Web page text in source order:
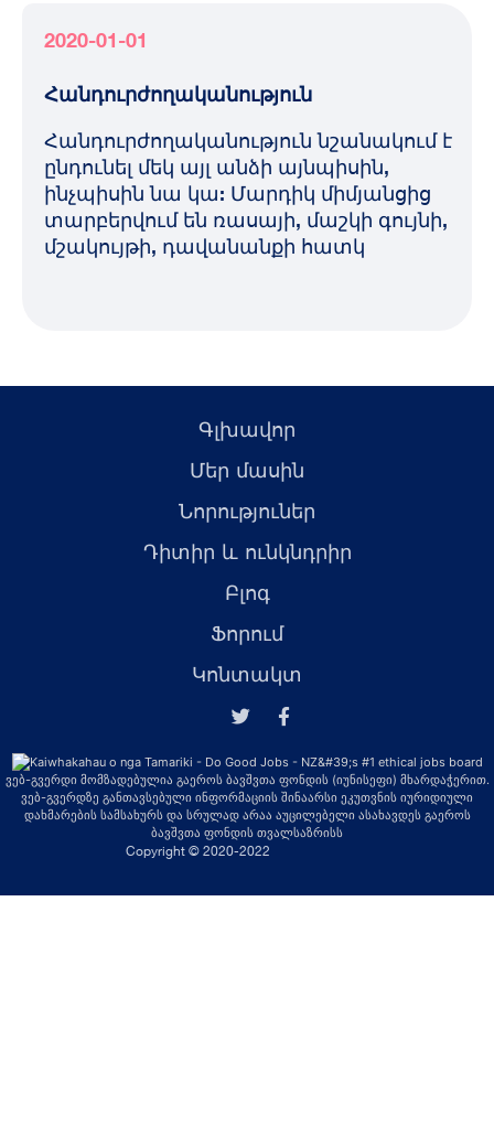
2020-01-01
Հանդուրժողականություն
Հանդուրժողականություն նշանակում է
ընդունել մեկ այլ անձի այնպիսին,
ինչպիսին նա կա: Մարդիկ միմյանցից
տարբերվում են ռասայի, մաշկի գույնի,
մշակույթի, դավանանքի հատկ
Գլխավոր
Մեր մասին
Նորություներ
Դիտիր և ունկնդրիր
Բլոգ
Ֆորում
Կոնտակտ
ვებ-გვერდი მომზადებულია გაეროს ბავშვთა ფონდის (იუნისეფი) მხარდაჭერით.
ვებ-გვერდზე განთავსებული ინფორმაციის შინაარსი ეკუთვნის იურიდიული
დახმარების სამსახურს და სრულად არაა აუცილებელი ასახავდეს გაეროს
ბავშვთა ფონდის თვალსაზრისს
Copyright © 2020-2022